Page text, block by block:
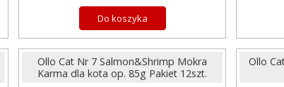
Do koszyka
Ollo Cat Nr 7 Salmon&Shrimp Mokra
Karma dla kota op. 85g Pakiet 12szt.
Ollo